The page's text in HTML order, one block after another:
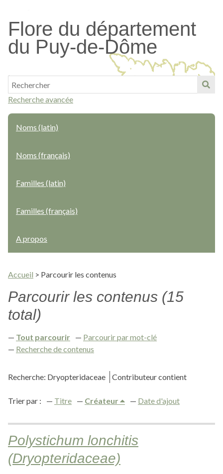
contenu
principal
Flore du département
du Puy-de-Dôme
Recherche avancée
Noms (latin)
Noms (français)
Familles (latin)
Familles (français)
A propos
Accueil > Parcourir les contenus
Parcourir les contenus (15
total)
Tout parcourir
Parcourir par mot-clé
Recherche de contenus
Recherche: Dryopteridaceae Contributeur contient
Trier par : Titre Créateur Date d'ajout
Polystichum lonchitis
(Dryopteridaceae)